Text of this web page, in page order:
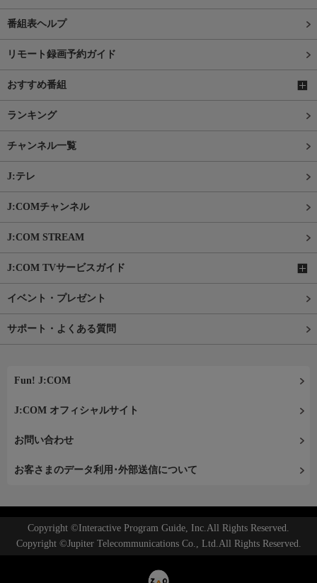
番組表ヘルプ
リモート録画予約ガイド
おすすめ番組
ランキング
チャンネル一覧
J:テレ
J:COMチャンネル
J:COM STREAM
J:COM TVサービスガイド
イベント・プレゼント
サポート・よくある質問
Fun! J:COM
J:COM オフィシャルサイト
お問い合わせ
お客さまのデータ利用･外部送信について
Copyright ©Interactive Program Guide, Inc.All Rights Reserved.
Copyright ©Jupiter Telecommunications Co., Ltd.All Rights Reserved.